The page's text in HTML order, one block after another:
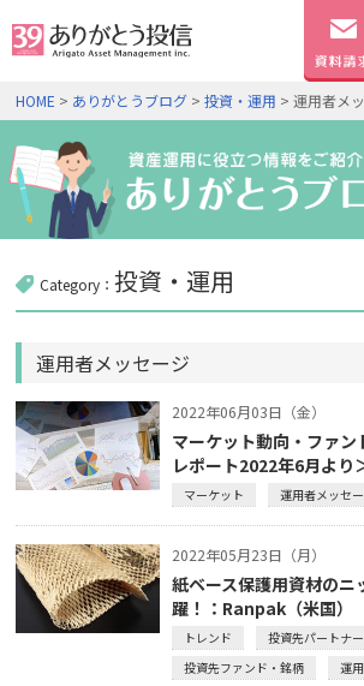
無料
請求
HOME > ありがとうブログ >投資・運用 > 運用者メ
Category：投資・運用
運用者メッセージ
2022年06月03日（金）
マーケット動向・ファ
レポート2022年6月より
マーケット 運用者メッセ
2022年05月23日（月）
紙ベース保護用資材のニ
躍！：Ranpak（米国）
トレンド
投資先パートナー
投資先ファンド・銘柄
運